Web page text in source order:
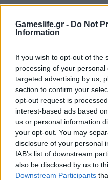
Gameslife.gr - Do Not
Information
If you wish to opt-out of the
processing of your
targeted advertising by us,
section to confirm your
opt-out request is
interest-based ads based
us or personal information
your opt-out. You may
disclosure of your personal
IAB’s list of downstream
also be disclosed by us to
Downstream Participants
Magic 2014 –
Η απόλυτη μεταφορά του
κάρτες από τον